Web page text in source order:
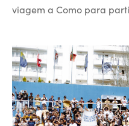
viagem a Como para